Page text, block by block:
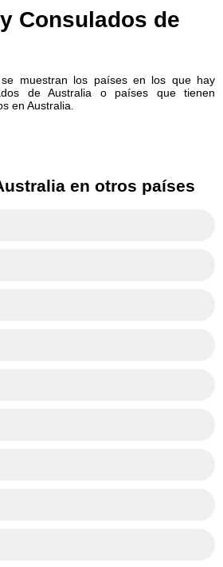
Consulados de
muestran los países en los que hay
de Australia o países que tienen
en Australia.
en otros países